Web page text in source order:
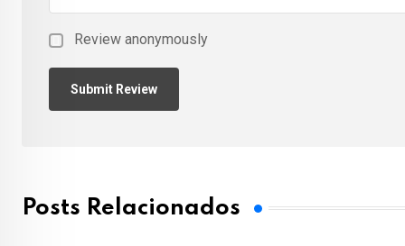
Review anonymously
Posts Relacionados